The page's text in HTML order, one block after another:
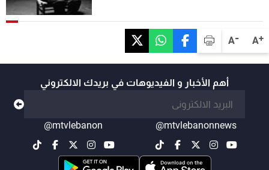
A+
A-
أهم الأخبار و الفيديوهات في بريدك الالكتروني
@mtvlebanonnews
@mtvlebanon